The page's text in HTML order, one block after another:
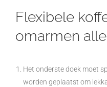
Flexibele
omarmen
Het onderste doek moet
worden geplaatst om